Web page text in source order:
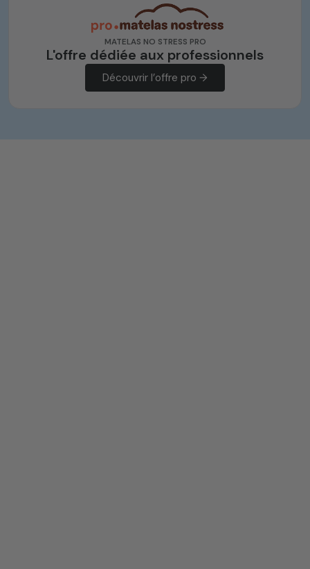
MATELAS NO STRESS PRO
L'offre dédiée aux professionnels
Découvrir l’offre pro →